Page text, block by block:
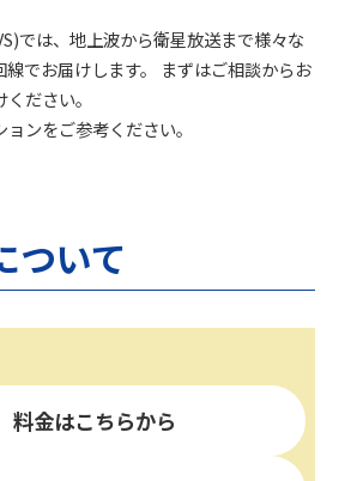
では、地上波から衛星放送まで様々な
線でお届けします。 まずはご相談からお
ださい。
ンをご参考ください。
ついて
料金はこちらから